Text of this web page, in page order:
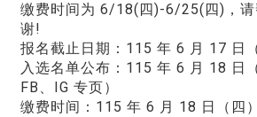
缴费时间为 6/18(四)-6/25(四)，请
谢!
报名截止日期：115 年 6 月 17 日（
入选名单公布：115 年 6 月 18 日
FB、IG 专页）
缴费时间：115 年 6 月 18 日（四